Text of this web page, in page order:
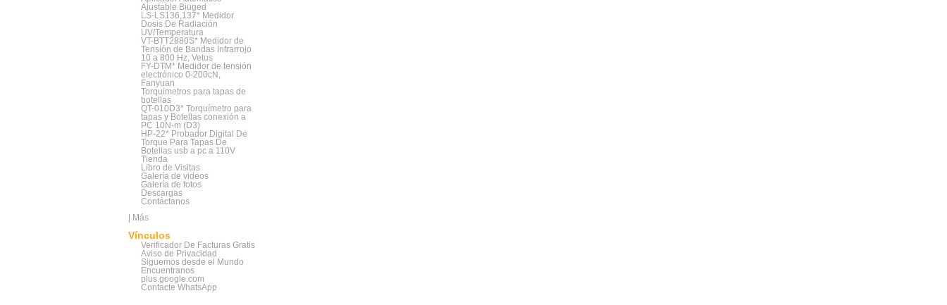
Ajustable Biuged
LS-LS136,137* Medidor
Dosis De Radiación
UV/Temperatura
VT-BTT2880S* Medidor de
Tensión de Bandas Infrarrojo
10 a 800 Hz, Vetus
FY-DTM* Medidor de tensión
electrónico 0-200cN,
Fanyuan
Torquimetros para tapas de
botellas
QT-010D3* Torquímetro para
tapas y Botellas conexión a
PC 10N-m (D3)
HP-22* Probador Digital De
Torque Para Tapas De
Botellas usb a pc a 110V
Tienda
Libro de Visitas
Galería de videos
Galería de fotos
Descargas
Contáctanos
Más
Vínculos
Verificador De Facturas Gratis
Aviso de Privacidad
Siguemos desde el Mundo
Encuentranos
plus.google.com
Contacte WhatsApp